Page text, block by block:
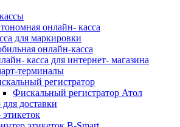
онлайн- касса
для маркировки
онлайн-касса
касса для интернет- магазина
терминалы
регистратор
Фискальный регистратор Атол
доставки